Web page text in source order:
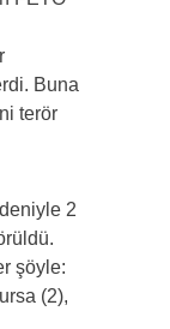
Buna
terör
2
şöyle:
(2),